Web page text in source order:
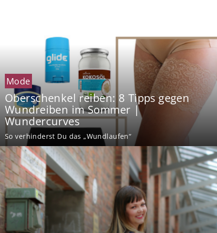
Mode
Oberschenkel reiben: 8 Tipps gegen
Wundreiben im Sommer |
Wundercurves
So verhinderst Du das „Wundlaufen“